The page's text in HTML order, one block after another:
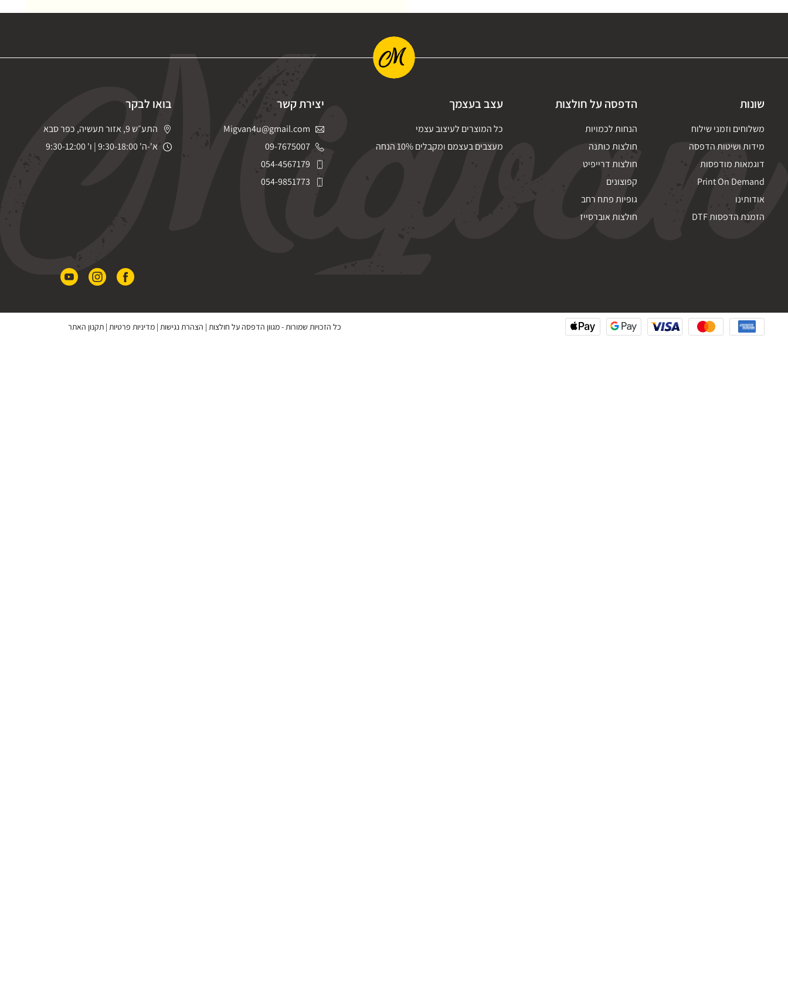
שונות
משלוחים וזמני שילוח
מידות ושיטות הדפסה
דוגמאות מודפסות
Print On Demand
אודותינו
הזמנת הדפסות DTF
הדפסה על חולצות
הנחות לכמויות
חולצות כותנה
חולצות דרייפיט
קפוצונים
גופיות פתח רחב
חולצות אוברסייז
עצב בעצמך
כל המוצרים לעיצוב עצמי
מעצבים בעצמם ומקבלים 10% הנחה
יצירת קשר
Migvan4u@gmail.com
09-7675007
054-4567179
054-9851773
בואו לבקר
התע״ש 9, אזור תעשיה, כפר סבא
א'-ה' 9:30-18:00 | ו' 9:30-12:00
כל הזכויות שמורות -מגוון הדפסה על חולצות | הצהרת נגישות |מדיניות פרטיות |תקנון האתר